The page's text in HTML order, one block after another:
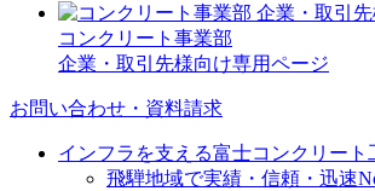
コンクリート事業部
企業・取引先様向け専用ページ
お問い合わせ・資料請求
インフラを支える富士コンクリート
飛騨地域で実績・信頼・迅速